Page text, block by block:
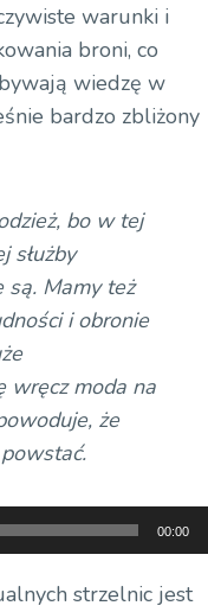
warunki i
broni, co
wiedzę w
bardzo zbliżony
bo w tej
służby
są. Mamy też
i obronie
wręcz moda na
że
00:00
strzelnic jest